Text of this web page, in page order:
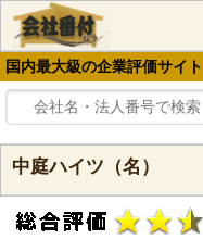
国内最大級の企業評価サイト
中庭ハイツ（名）